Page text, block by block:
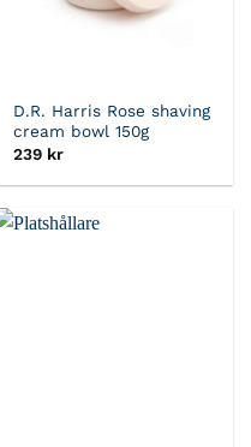
D.R. Harris Rose shaving
cream bowl 150g
239 kr